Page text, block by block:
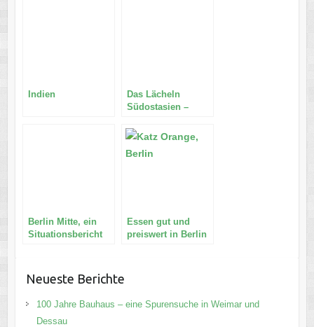
Indien
Das Lächeln
Südostasien –
Berlin Mitte, ein
Situationsbericht
Essen gut und
preiswert in Berlin
Neueste Berichte
100 Jahre Bauhaus – eine Spurensuche in Weimar und
Dessau